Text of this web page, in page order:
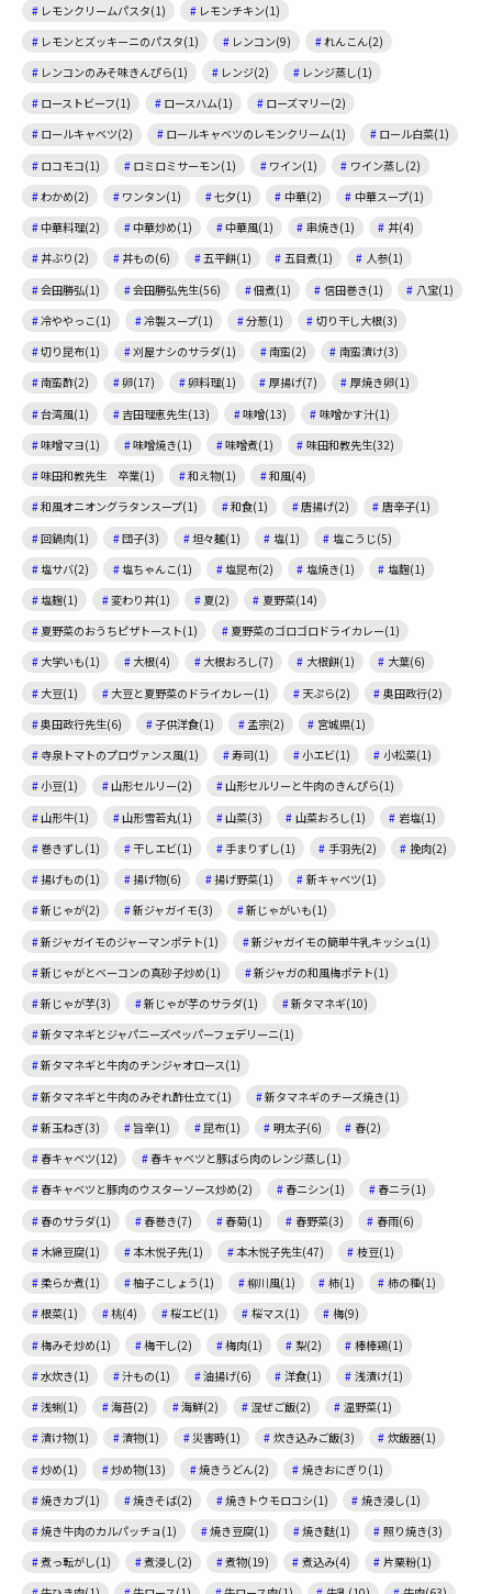
レモンクリームパスタ(1)
レモンチキン(1)
レモンとズッキーニのパスタ(1)
レンコン(9)
れんこん(2)
レンコンのみそ味きんぴら(1)
レンジ(2)
レンジ蒸し(1)
ローストビーフ(1)
ロースハム(1)
ローズマリー(2)
ロールキャベツ(2)
ロールキャベツのレモンクリーム(1)
ロール白菜(1)
ロコモコ(1)
ロミロミサーモン(1) ワイン(1)
ワイン蒸し(2)
わかめ(2)
ワンタン(1) 七夕(1) 中華(2)
中華スープ(1)
中華料理(2)
中華炒め(1) 中華風(1) 串焼き(1)
丼(4)
丼ぶり(2)
丼もの(6) 五平餅(1) 五目煮(1)
人参(1)
会田勝弘(1)
会田勝弘先生(56) 佃煮(1) 信田巻き(1)
八宝(1)
冷ややっこ(1)
冷製スープ(1) 分葱(1)
切り干し大根(3)
切り昆布(1)
刈屋ナシのサラダ(1) 南蛮(2)
南蛮漬け(3)
南蛮酢(2)
卵(17) 卵料理(1) 厚揚げ(7)
厚焼き卵(1)
台湾風(1)
吉田理恵先生(13) 味噌(13)
味噌かす汁(1)
味噌マヨ(1)
味噌焼き(1) 味噌煮(1)
味田和教先生(32)
味田和教先生 卒業(1)
和え物(1)
和風(4)
和風オニオングラタンスープ(1)
和食(1) 唐揚げ(2)
唐辛子(1)
回鍋肉(1)
団子(3) 坦々麺(1) 塩(1)
塩こうじ(5)
塩サバ(2)
塩ちゃんこ(1) 塩昆布(2) 塩焼き(1)
塩麴(1)
塩麹(1)
変わり丼(1) 夏(2)
夏野菜(14)
夏野菜のおうちピザトースト(1)
夏野菜のゴロゴロドライカレー(1)
大学いも(1)
大根(4) 大根おろし(7) 大根餅(1)
大葉(6)
大豆(1)
大豆と夏野菜のドライカレー(1) 天ぷら(2)
奥田政行(2)
奥田政行先生(6)
子供洋食(1) 孟宗(2)
宮城県(1)
寺泉トマトのプロヴァンス風(1)
寿司(1) 小エビ(1)
小松菜(1)
小豆(1)
山形セルリー(2)
山形セルリーと牛肉のきんぴら(1)
山形牛(1)
山形雪若丸(1) 山菜(3) 山菜おろし(1)
岩塩(1)
巻きずし(1)
干しエビ(1) 手まりずし(1) 手羽先(2)
挽肉(2)
揚げもの(1)
揚げ物(6) 揚げ野菜(1)
新キャベツ(1)
新じゃが(2)
新ジャガイモ(3)
新じゃがいも(1)
新ジャガイモのジャーマンポテト(1)
新ジャガイモの簡単牛乳キッシュ(1)
新じゃがとベーコンの真砂子炒め(1)
新ジャガの和風梅ポテト(1)
新じゃが芋(3)
新じゃが芋のサラダ(1)
新タマネギ(10)
新タマネギとジャパニーズペッパーフェデリーニ(1)
新タマネギと牛肉のチンジャオロース(1)
新タマネギと牛肉のみぞれ酢仕立て(1)
新タマネギのチーズ焼き(1)
新玉ねぎ(3)
旨辛(1) 昆布(1) 明太子(6)
春(2)
春キャベツ(12)
春キャベツと豚ばら肉のレンジ蒸し(1)
春キャベツと豚肉のウスターソース炒め(2)
春ニシン(1)
春ニラ(1)
春のサラダ(1)
春巻き(7) 春菊(1) 春野菜(3)
春雨(6)
木綿豆腐(1)
本木悦子先(1) 本木悦子先生(47)
枝豆(1)
柔らか煮(1)
柚子こしょう(1) 柳川風(1) 柿(1)
柿の種(1)
根菜(1)
桃(4) 桜エビ(1) 桜マス(1)
梅(9)
梅みそ炒め(1)
梅干し(2) 梅肉(1) 梨(2)
棒棒鶏(1)
水炊き(1)
汁もの(1) 油揚げ(6) 洋食(1)
浅漬け(1)
浅蜊(1)
海苔(2) 海鮮(2) 混ぜご飯(2)
温野菜(1)
漬け物(1)
漬物(1) 災害時(1) 炊き込みご飯(3)
炊飯器(1)
炒め(1)
炒め物(13) 焼きうどん(2)
焼きおにぎり(1)
焼きカブ(1)
焼きそば(2) 焼きトウモロコシ(1)
焼き浸し(1)
焼き牛肉のカルパッチョ(1)
焼き豆腐(1) 焼き麩(1)
照り焼き(3)
煮っ転がし(1)
煮浸し(2) 煮物(19) 煮込み(4)
片栗粉(1)